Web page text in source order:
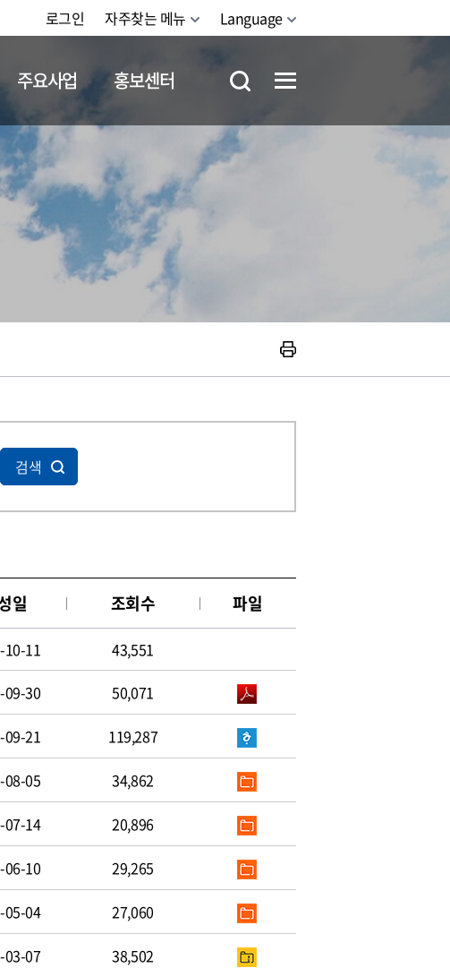
로그인 자주찾는 메뉴 Language
보
주요사업 홍보센터
검색
일 조회수 파일
10-11
43,551
09-30 50,071
09-21 119,287
08-05 34,862
07-14 20,896
06-10 29,265
05-04 27,060
03-07 38,502